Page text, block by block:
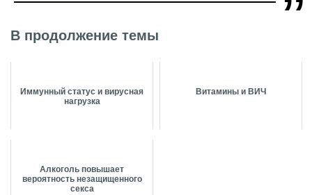
В продолжение темы
Иммунный статус и вирусная
нагрузка
Витамины и ВИЧ
Алкоголь повышает
вероятность незащищенного
секса